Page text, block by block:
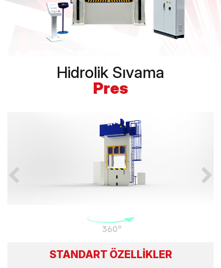
Hidrolik Sıvama
Pres
STANDART ÖZELLİKLER